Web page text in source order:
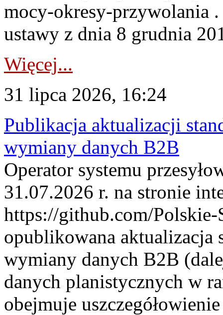
mocy-okresy-przywolania
ustawy z dnia 8 grudnia
Więcej...
31 lipca 2026, 16:24
Publikacja aktualizacji
wymiany danych B2B
Operator systemu
31.07.2026 r. na stronie
https://github.com/Polskie-
opublikowana aktualizacja
wymiany danych B2B
danych planistycznych w
obejmuje